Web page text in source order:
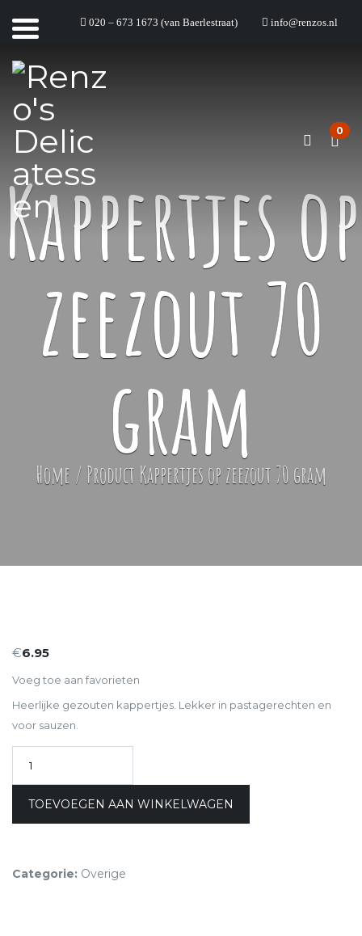
info@renzos.nl
020 – 673 1673 (van Baerlestraat)
0
Kappertjes op
zeezout 70
gram
Home / Product Kappertjes op zeezout 70 gram
€6.95
Voeg toe aan favorieten
Heerlijke gezouten kappertjes. Lekker in pastagerechten en
voor sauzen.
TOEVOEGEN AAN WINKELWAGEN
Categorie: Overige